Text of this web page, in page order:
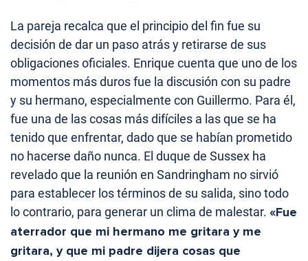
La pareja recalca que el principio del fin fue su
decisión de dar un paso atrás y retirarse de sus
obligaciones oficiales. Enrique cuenta que uno de los
momentos más duros fue la discusión con su padre
y su hermano, especialmente con Guillermo. Para él,
fue una de las cosas más difíciles a las que se ha
tenido que enfrentar, dado que se habían prometido
no hacerse daño nunca. El duque de Sussex ha
revelado que la reunión en Sandringham no sirvió
para establecer los términos de su salida, sino todo
lo contrario, para generar un clima de malestar. «Fue
aterrador que mi hermano me gritara y me
gritara, y que mi padre dijera cosas que